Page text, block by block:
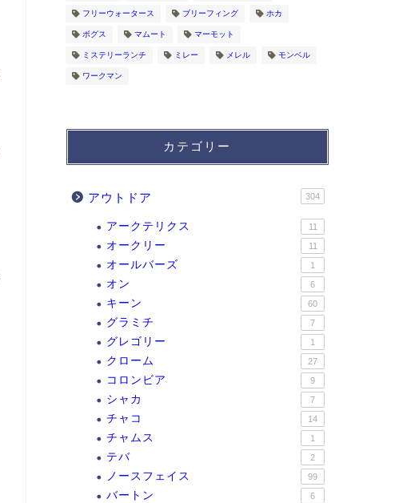
フリーウォータース ブリーフィング ホカ
ボグス マムート マーモット
ミステリーランチ ミレー メレル モンベル
ワークマン
カテゴリー
アウトドア 304
アークテリクス 11
オークリー 11
オールバーズ 1
オン 6
キーン 60
グラミチ 7
グレゴリー 1
クローム 27
コロンビア 9
シャカ 7
チャコ 14
チャムス 1
テバ 2
ノースフェイス 99
バートン 6